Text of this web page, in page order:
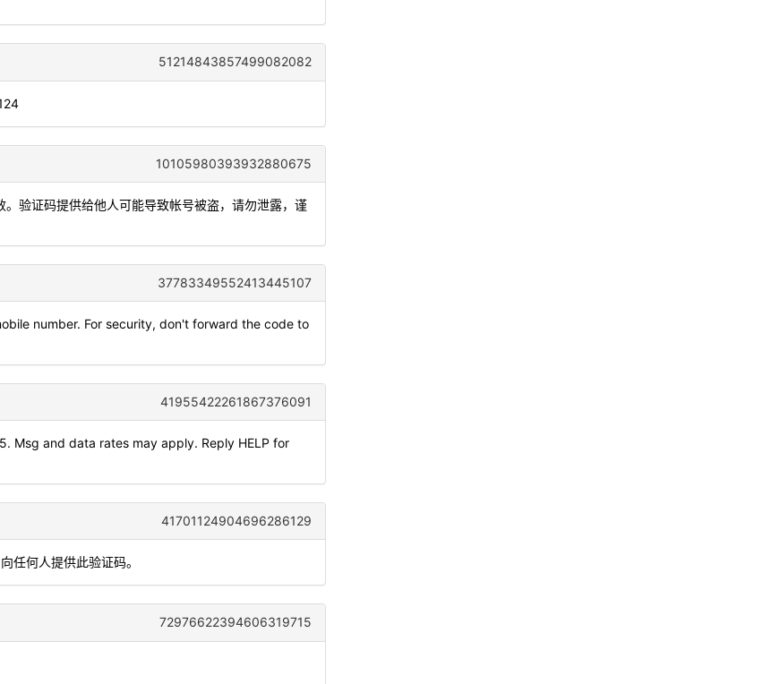
51214843857499082082
10105980393932880675
验证码提供给他人可能导致帐号被盗，请勿泄露，谨
37783349552413445107
number. For security, don't forward the code to
41955422261867376091
Msg and data rates may apply. Reply HELP for
41701124904696286129
任何人提供此验证码。
72976622394606319715